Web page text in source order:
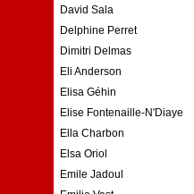
David Sala
Delphine Perret
Dimitri Delmas
Eli Anderson
Elisa Géhin
Elise Fontenaille-N'Diaye
Ella Charbon
Elsa Oriol
Emile Jadoul